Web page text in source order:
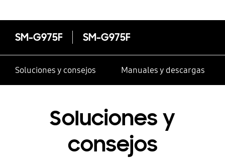
SM-G975F SM-G975F
Soluciones y consejos Manuales y descargas
Soluciones y
consejos